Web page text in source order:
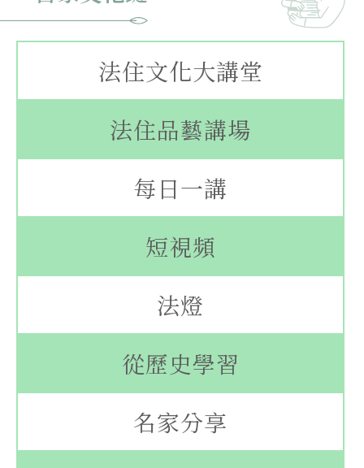
法住文化大講堂
法住品藝講場
每日一講
短視頻
法燈
從歷史學習
名家分享